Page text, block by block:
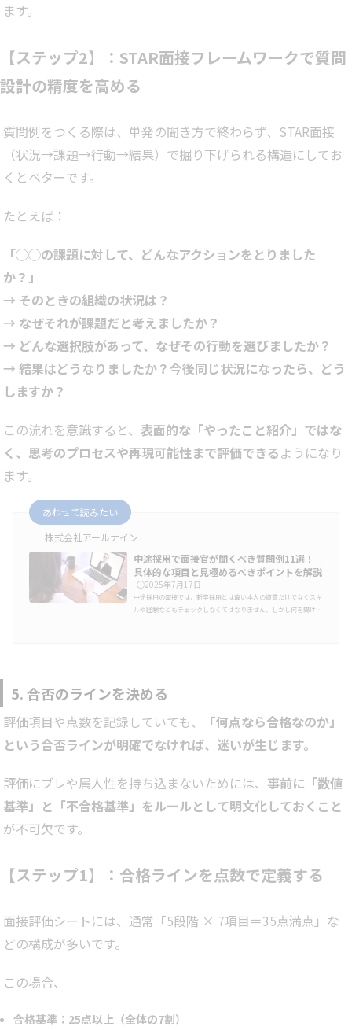
ます。
【ステップ2】：STAR面接フレームワークで質問
設計の精度を高める
質問例をつくる際は、単発の聞き方で終わらず、STAR面接
（状況→課題→行動→結果）で掘り下げられる構造にしてお
くとベターです。
たとえば：
「◯◯の課題に対して、どんなアクションをとりました
か？」
→ そのときの組織の状況は？
→ なぜそれが課題だと考えましたか？
→ どんな選択肢があって、なぜその行動を選びましたか？
→ 結果はどうなりましたか？今後同じ状況になったら、どう
しますか？
この流れを意識すると、 表面的な「やったこと紹介」ではな
く、思考のプロセスや再現可能性まで評価できるようになり
ます。
あわせて読みたい
株式会社アールナイン
中途採用で面接官が聞くべき質問例11選！
具体的な項目と見極めるべきポイントを解説
🕒️2025年7月17日
中途採用の面接では、新卒採用とは違い本人の資質だけでなくスキ
ルや経験などもチェックしなくてはなりません。しかし何を聞けば
ことまずは中途採用の…
5. 合否のラインを決める
評価項目や点数を記録していても、「何点なら合格なのか」
という合否ラインが明確でなければ、迷いが生じます。
評価にブレや属人性を持ち込まないためには、 事前に「数値
基準」と「不合格基準」をルールとして明文化しておくこと
が不可欠です。
【ステップ1】：合格ラインを点数で定義する
面接評価シートには、通常「5段階 × 7項目＝35点満点」な
どの構成が多いです。
この場合、
合格基準：25点以上（全体の7割）